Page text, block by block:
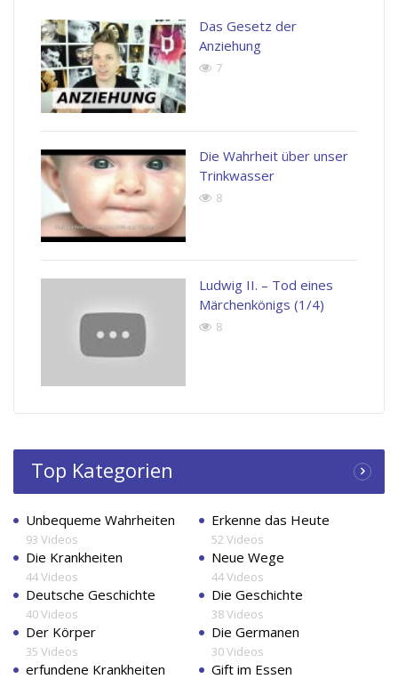
Das Gesetz der
Anziehung
7
Die Wahrheit über unser
Trinkwasser
8
Ludwig II. – Tod eines
Märchenkönigs (1/4)
8
Top Kategorien
Unbequeme Wahrheiten
93 Videos
Erkenne das Heute
52 Videos
Die Krankheiten
44 Videos
Neue Wege
44 Videos
Deutsche Geschichte
40 Videos
Die Geschichte
38 Videos
Der Körper
35 Videos
Die Germanen
30 Videos
erfundene Krankheiten Gift im Essen